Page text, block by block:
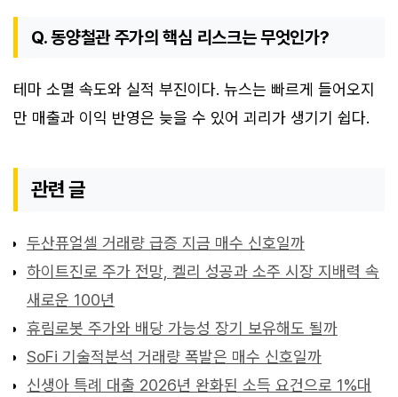
Q. 동양철관 주가의 핵심 리스크는 무엇인가?
테마 소멸 속도와 실적 부진이다. 뉴스는 빠르게 들어오지
만 매출과 이익 반영은 늦을 수 있어 괴리가 생기기 쉽다.
관련 글
두산퓨얼셀 거래량 급증 지금 매수 신호일까
하이트진로 주가 전망, 켈리 성공과 소주 시장 지배력 속
새로운 100년
휴림로봇 주가와 배당 가능성 장기 보유해도 될까
SoFi 기술적분석 거래량 폭발은 매수 신호일까
신생아 특례 대출 2026년 완화된 소득 요건으로 1%대